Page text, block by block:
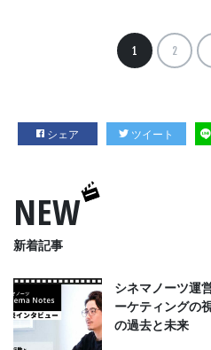
1 2
シェア ツイート
NEW
新着記事
シネマノーツ運
ーケティングの
の過去と未来